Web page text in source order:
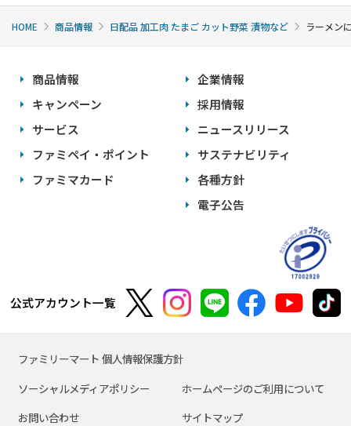
HOME 商品情報 日配品 加工肉 たまご カット野菜 漬物など ラーメン
商品情報
キャンペーン
サービス
ファミペイ・ポイント
ファミマカード
企業情報
採用情報
ニュースリリース
サステナビリティ
各種方針
電子公告
公式アカウント一覧
ファミリーマート 個人情報保護方針
ソーシャルメディアポリシー
ホームページのご利用について
お問い合わせ
サイトマップ